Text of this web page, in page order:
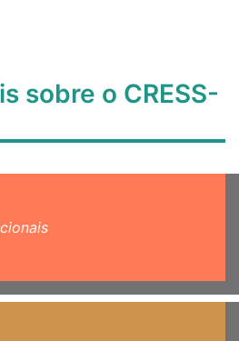
sobre o CRESS-